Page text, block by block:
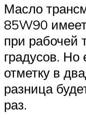
Масло
85W90
при рабочей
градусов. Но
отметку в
разница
раз.